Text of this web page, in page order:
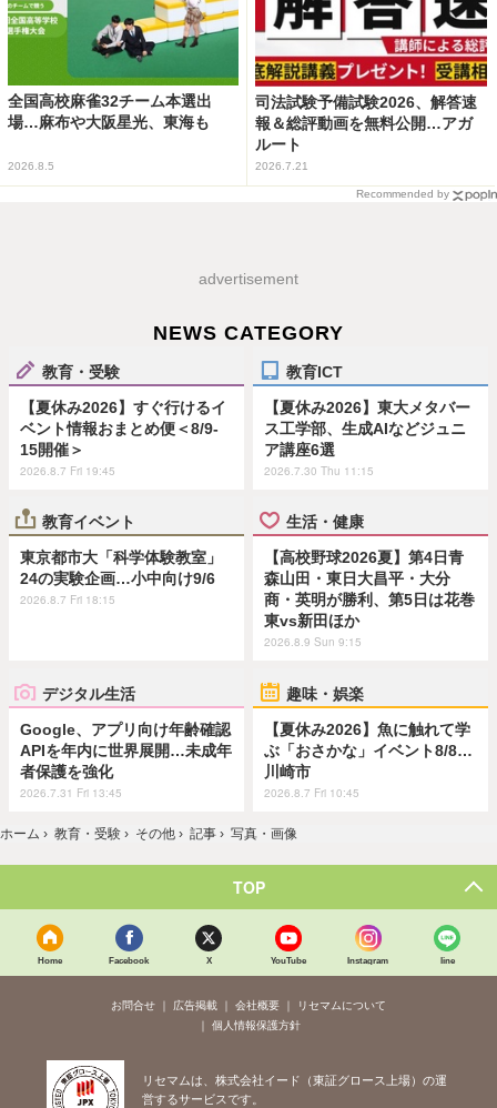
全国高校麻雀32チーム本選出
場…麻布や大阪星光、東海も
2026.8.5
司法試験予備試験2026、解答速
報＆総評動画を無料公開…アガ
ルート
2026.7.21
Recommended by
advertisement
NEWS CATEGORY
教育・受験
【夏休み2026】すぐ行けるイ
ベント情報おまとめ便＜8/9-
15開催＞
2026.8.7 Fri 19:45
教育ICT
【夏休み2026】東大メタバー
ス工学部、生成AIなどジュニ
ア講座6選
2026.7.30 Thu 11:15
教育イベント
東京都市大「科学体験教室」
24の実験企画…小中向け9/6
2026.8.7 Fri 18:15
生活・健康
【高校野球2026夏】第4日青
森山田・東日大昌平・大分
商・英明が勝利、第5日は花巻
東vs新田ほか
2026.8.9 Sun 9:15
デジタル生活
Google、アプリ向け年齢確認
APIを年内に世界展開…未成年
者保護を強化
2026.7.31 Fri 13:45
趣味・娯楽
【夏休み2026】魚に触れて学
ぶ「おさかな」イベント8/8…
川崎市
2026.8.7 Fri 10:45
ホーム › 教育・受験 › その他 › 記事 › 写真・画像
TOP
Home Facebook X YouTube Instagram line
お問合せ 広告掲載 会社概要
リセマムについて
個人情報保護方針
リセマムは、株式会社イード（東証グロース上場）の運
営するサービスです。